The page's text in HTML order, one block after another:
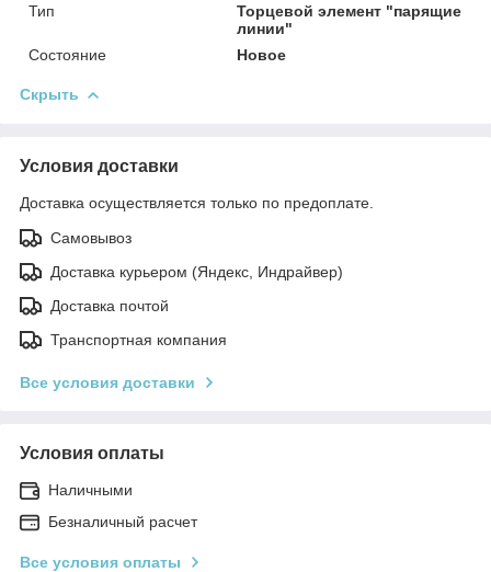
Тип
Торцевой элемент "парящие
линии"
Состояние
Новое
Скрыть
Условия доставки
Доставка осуществляется только по предоплате.
Самовывоз
Доставка курьером (Яндекс, Индрайвер)
Доставка почтой
Транспортная компания
Все условия доставки
Условия оплаты
Наличными
Безналичный расчет
Все условия оплаты